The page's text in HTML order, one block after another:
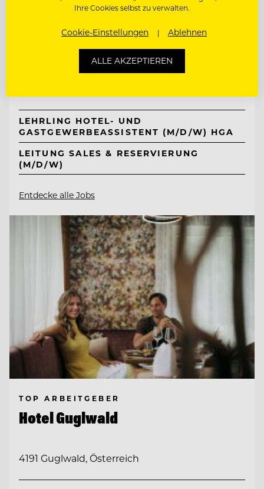
TOP ARBEITGEBER
Neuhaus Zillertal Resort &
ElisabethHotel
LEHRLING HOTEL- UND
GASTGEWERBEASSISTENT (M/D/W) HGA
LEITUNG SALES & RESERVIERUNG
(M/D/W)
Entdecke alle Jobs
TOP ARBEITGEBER
Hotel Guglwald
4191 Guglwald, Österreich
Ihre Cookies selbst zu verwalten.
Cookie-Einstellungen Ablehnen
ALLE AKZEPTIEREN